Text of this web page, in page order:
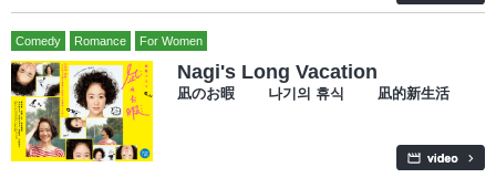
Comedy Romance For Women
Nagi's Long Vacation
凪のお暇 나기의 휴식 凪的新生活